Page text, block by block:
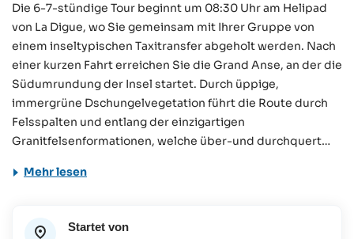
Die 6-7-stündige Tour beginnt um 08:30 Uhr am Helipad
von La Digue, wo Sie gemeinsam mit Ihrer Gruppe von
einem inseltypischen Taxitransfer abgeholt werden. Nach
einer kurzen Fahrt erreichen Sie die Grand Anse, an der die
Südumrundung der Insel startet. Durch üppige,
immergrüne Dschungelvegetation führt die Route durch
Felsspalten und entlang der einzigartigen
Granitfelsenformationen, welche über-und durchquert
atemberaubende Ausblicke - Fotostopps sind
Strände wie die Anse Songe und die Grand l'Anse und
Mehr lesen
Startet von